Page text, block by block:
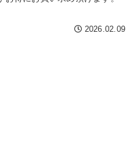
2026.02.09